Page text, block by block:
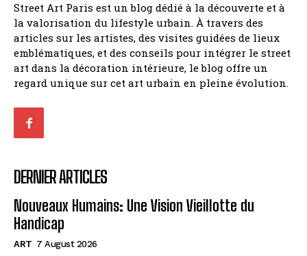
Street Art Paris est un blog dédié à la découverte et à
la valorisation du lifestyle urbain. À travers des
articles sur les artistes, des visites guidées de lieux
emblématiques, et des conseils pour intégrer le street
art dans la décoration intérieure, le blog offre un
regard unique sur cet art urbain en pleine évolution.
DERNIER ARTICLES
Nouveaux Humains: Une Vision Vieillotte du
Handicap
ART 7 August 2026